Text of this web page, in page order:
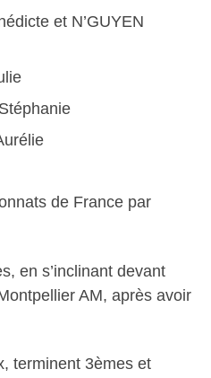
et N’GUYEN
de France par
en s’inclinant devant
AM, après avoir
terminent 3èmes et